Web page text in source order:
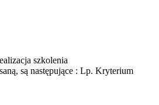
szkolenia
są następujące : Lp. Kryterium